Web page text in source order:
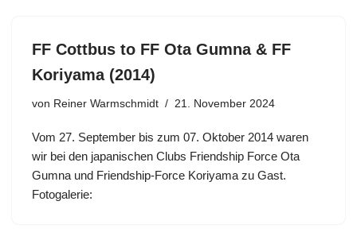
FF Cottbus to FF Ota Gumna & FF
Koriyama (2014)
von Reiner Warmschmidt 21. November 2024
Vom 27. September bis zum 07. Oktober 2014 waren
wir bei den japanischen Clubs Friendship Force Ota
Gumna und Friendship-Force Koriyama zu Gast.
Fotogalerie: